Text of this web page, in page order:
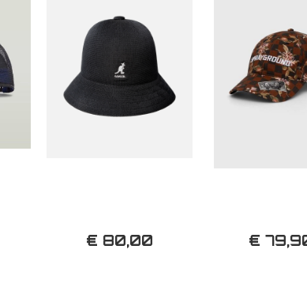
€ 80,00 €